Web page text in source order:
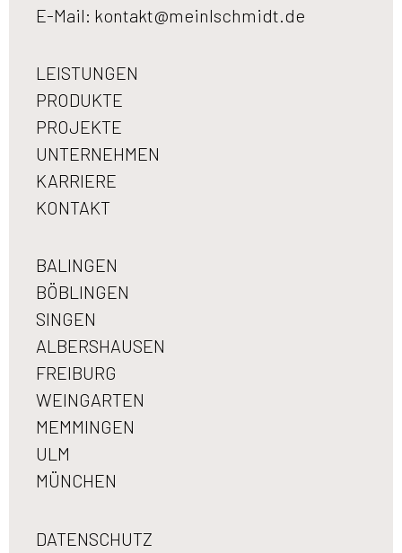
E-Mail: kontakt@meinlschmidt.de
LEISTUNGEN
PRODUKTE
PROJEKTE
UNTERNEHMEN
KARRIERE
KONTAKT
BALINGEN
BÖBLINGEN
SINGEN
ALBERSHAUSEN
FREIBURG
WEINGARTEN
MEMMINGEN
ULM
MÜNCHEN
DATENSCHUTZ